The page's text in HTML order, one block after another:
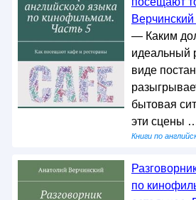
— Каким
идеальный
виде
бытовая
эти сцены
Книги по
по